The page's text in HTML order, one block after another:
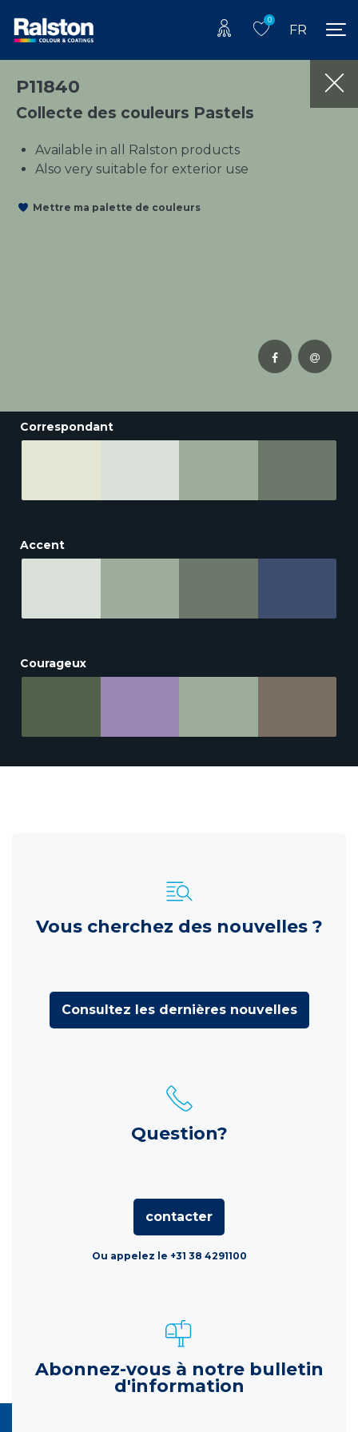
0
FR
P11840
Collecte des couleurs Pastels
Available in all Ralston products
Also very suitable for exterior use
Mettre ma palette de couleurs
Correspondant
Accent
Courageux
Vous cherchez des nouvelles ?
Consultez les dernières nouvelles
Question?
contacter
Ou appelez le +31 38 4291100
Abonnez-vous à notre bulletin
d'information